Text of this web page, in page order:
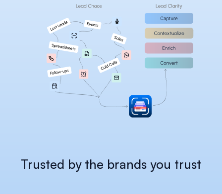
Trusted by the brands you trust